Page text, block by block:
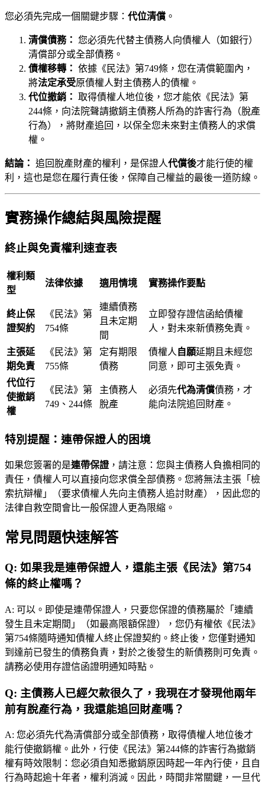
您必須先完成一個關鍵步驟： 代位清償 。
清償債務： 您必須先代替主債務人向債權人（如銀行）
清償部分或全部債務。
債權移轉： 依據《民法》第749條，您在清償範圍內，
將法定承受原債權人對主債務人的債權。
代位撤銷： 取得債權人地位後，您才能依《民法》第
244條，向法院聲請撤銷主債務人所為的詐害行為（脫產
行為），將財產追回，以保全您未來對主債務人的求償
權。
結論： 追回脫產財產的權利，是保證人代償後才能行使的權
利，這也是您在履行責任後，保障自己權益的最後一道防線。
實務操作總結與風險提醒
終止與免責權利速查表
權利類
型
法律依據 適用情境 實務操作要點
終止保
證契約
《民法》第
754條
連續債務
且未定期
間
立即發存證信函給債權
人，對未來新債務免責。
主張延
期免責
《民法》第
755條
定有期限
債務
債權人 自願延期且未經您
同意，即可主張免責。
代位行
使撤銷
權
《民法》第
749、244條
主債務人
脫產
必須先代為清償債務，才
能向法院追回財產。
特別提醒：連帶保證人的困境
如果您簽署的是連帶保證，請注意：您與主債務人負擔相同的
責任，債權人可以直接向您求償全部債務。您將無法主張「檢
索抗辯權」（要求債權人先向主債務人追討財產），因此您的
法律自救空間會比一般保證人更為限縮。
常見問題快速解答
Q: 如果我是連帶保證人，還能主張《民法》第754
條的終止權嗎？
A: 可以。即使是連帶保證人，只要您保證的債務屬於「連續
發生且未定期間」（如最高限額保證），您仍有權依《民法》
第754條隨時通知債權人終止保證契約。終止後，您僅對通知
到達前已發生的債務負責，對於之後發生的新債務則可免責。
請務必使用存證信函證明通知時點。
Q: 主債務人已經欠款很久了，我現在才發現他兩年
前有脫產行為，我還能追回財產嗎？
A: 您必須先代為清償部分或全部債務，取得債權人地位後才
能行使撤銷權。此外，行使《民法》第244條的詐害行為撤銷
權有時效限制：您必須自知悉撤銷原因時起一年內行使，且自
行為時起逾十年者，權利消滅。因此，時間非常關鍵，一旦代